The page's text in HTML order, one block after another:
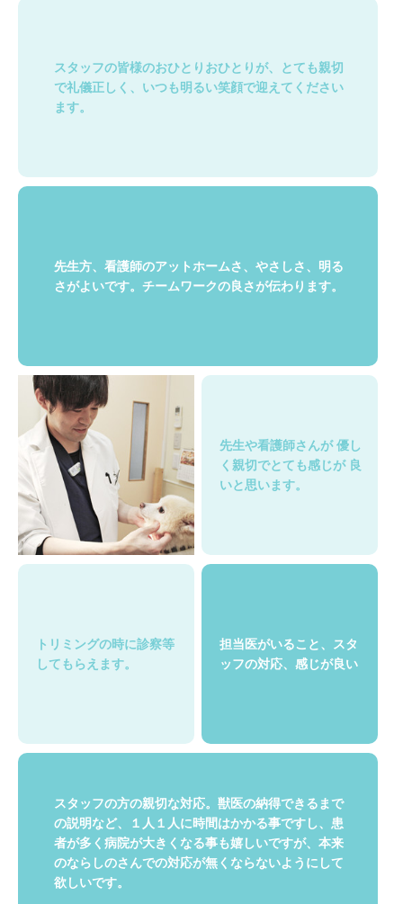
スタッフの皆様のおひとりおひとりが、とても親切
で礼儀正しく、いつも明るい笑顔で迎えてください
ます。
先生方、看護師のアットホームさ、やさしさ、明る
さがよいです。チームワークの良さが伝わります。
先生や看護師さんが 優し
く親切でとても感じが良
いと思います。
トリミングの時に診察等
してもらえます。
担当医がいること、
スタ
ッフの対応、感じが良い
スタッフの方の親切な対応。獣医の納得できるまで
の説明など、１人１人に時間はかかる事ですし、患
者が多く病院が大きくなる事も嬉しいですが、本来
のならしのさんでの対応が無くならないようにして
欲しいです。